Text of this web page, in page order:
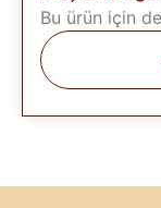
Bu ürün için